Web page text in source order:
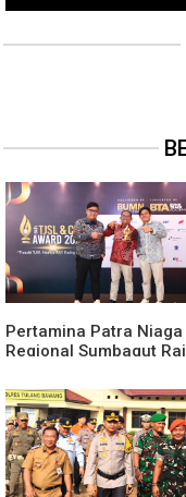
Pertamina Patra Niaga
Regional Sumbagut
CSR Award 2026, Bukti
Nyata Komitmen
Keberlanjutan